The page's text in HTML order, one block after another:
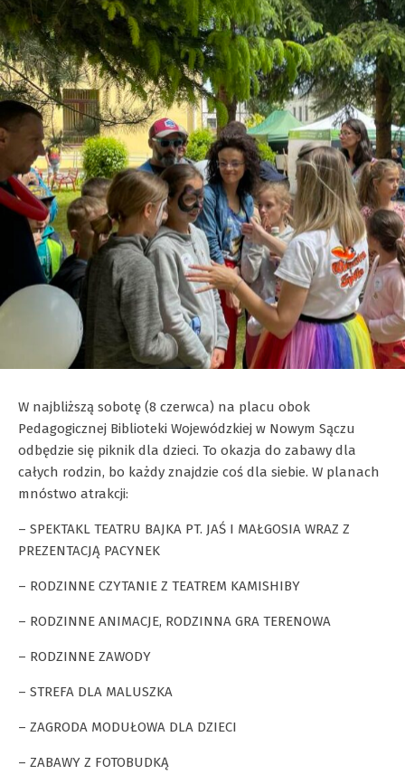
W najbliższą sobotę (8 czerwca) na placu obok
Pedagogicznej Biblioteki Wojewódzkiej w Nowym Sączu
odbędzie się piknik dla dzieci. To okazja do zabawy dla
całych rodzin, bo każdy znajdzie coś dla siebie. W planach
mnóstwo atrakcji:
– SPEKTAKL TEATRU BAJKA PT. JAŚ I MAŁGOSIA WRAZ Z
PREZENTACJĄ PACYNEK
– RODZINNE CZYTANIE Z TEATREM KAMISHIBY
– RODZINNE ANIMACJE, RODZINNA GRA TERENOWA
– RODZINNE ZAWODY
– STREFA DLA MALUSZKA
– ZAGRODA MODUŁOWA DLA DZIECI
– ZABAWY Z FOTOBUDKĄ